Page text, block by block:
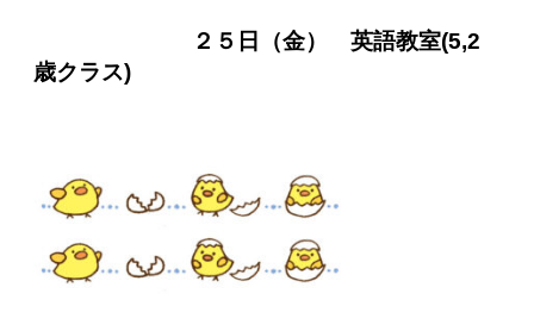
２５日（金） 英語教室(5,2
歳クラス)